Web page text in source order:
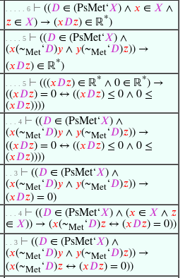
. . . . . 6 ⊢ ((𝐷 ∈ (PsMet‘𝑋) ∧ 𝑥 ∈ 𝑋 ∧
𝑧 ∈ 𝑋) → (𝑥𝐷𝑧) ∈ ℝ*)
. . . . 5 ⊢ ((𝐷 ∈ (PsMet‘𝑋) ∧
(𝑥(~Met‘𝐷)𝑦 ∧ 𝑦(~Met‘𝐷)𝑧)) →
(𝑥𝐷𝑧) ∈ ℝ*)
. . . . 5 ⊢ (((𝑥𝐷𝑧) ∈ ℝ* ∧ 0 ∈ ℝ*) →
((𝑥𝐷𝑧) = 0 ↔ ((𝑥𝐷𝑧) ≤ 0 ∧ 0 ≤
(𝑥𝐷𝑧))))
. . . 4 ⊢ ((𝐷 ∈ (PsMet‘𝑋) ∧
(𝑥(~Met‘𝐷)𝑦 ∧ 𝑦(~Met‘𝐷)𝑧)) →
((𝑥𝐷𝑧) = 0 ↔ ((𝑥𝐷𝑧) ≤ 0 ∧ 0 ≤
(𝑥𝐷𝑧))))
. . 3 ⊢ ((𝐷 ∈ (PsMet‘𝑋) ∧
(𝑥(~Met‘𝐷)𝑦 ∧ 𝑦(~Met‘𝐷)𝑧)) →
(𝑥𝐷𝑧) = 0)
. . . 4 ⊢ ((𝐷 ∈ (PsMet‘𝑋) ∧ (𝑥 ∈ 𝑋 ∧ 𝑧
∈ 𝑋)) → (𝑥(~Met‘𝐷)𝑧 ↔ (𝑥𝐷𝑧) = 0))
. . 3 ⊢ ((𝐷 ∈ (PsMet‘𝑋) ∧
(𝑥(~Met‘𝐷)𝑦 ∧ 𝑦(~Met‘𝐷)𝑧)) →
(𝑥(~Met‘𝐷)𝑧 ↔ (𝑥𝐷𝑧) = 0))